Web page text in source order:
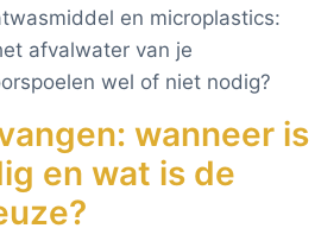
en microplastics:
afvalwater van je
wel of niet nodig?
wanneer is
en wat is de